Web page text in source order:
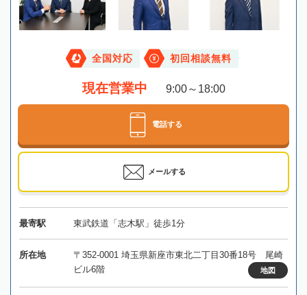
全国対応 初回相談無料
現在営業中 9:00～18:00
電話する
メールする
最寄駅 東武鉄道「志木駅」徒歩1分
所在地
〒352-0001 埼玉県新座市東北二丁目30番18号 尾崎
ビル6階
地図